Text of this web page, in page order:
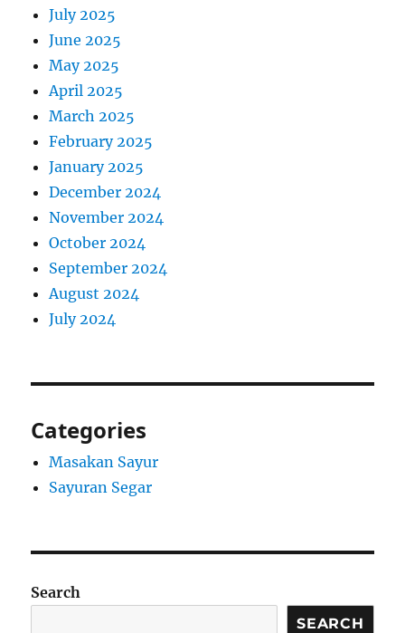
July 2025
June 2025
May 2025
April 2025
March 2025
February 2025
January 2025
December 2024
November 2024
October 2024
September 2024
August 2024
July 2024
Categories
Masakan Sayur
Sayuran Segar
Search
SEARCH